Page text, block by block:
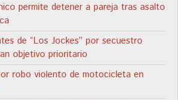
permite detener a pareja tras asalto
de “Los Jockes” por secuestro
objetivo prioritario
robo violento de motocicleta en